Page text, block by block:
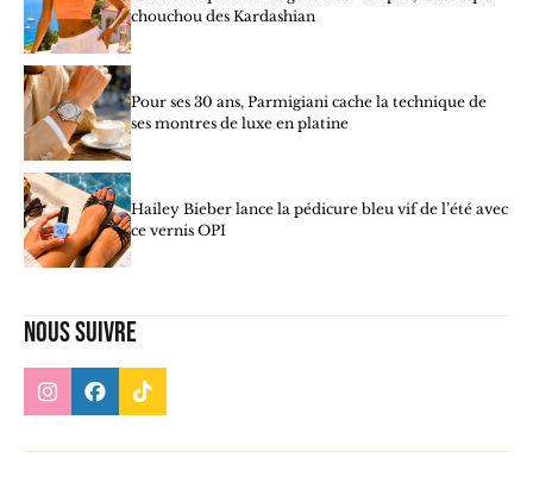
chouchou des Kardashian
Pour ses 30 ans, Parmigiani cache la technique de
ses montres de luxe en platine
Hailey Bieber lance la pédicure bleu vif de l’été avec
ce vernis OPI
Nous suivre